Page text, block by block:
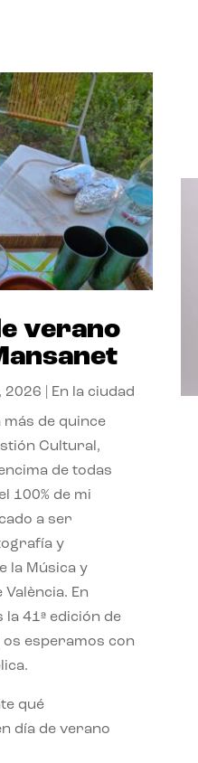
verano
2026 En la ciudad
más de quince
Cultural,
de todas
100% de mi
a ser
y
la Música y
En
41ª edición de
esperamos con
qué
día de verano